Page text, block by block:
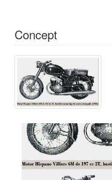
Concept